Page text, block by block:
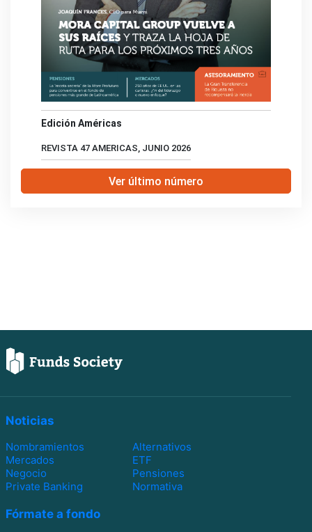
Edición Américas
REVISTA 47 AMERICAS, JUNIO 2026
Ver último número
Noticias
Nombramientos
Alternativos
Mercados
ETF
Negocio
Pensiones
Private Banking
Normativa
Fórmate a fondo